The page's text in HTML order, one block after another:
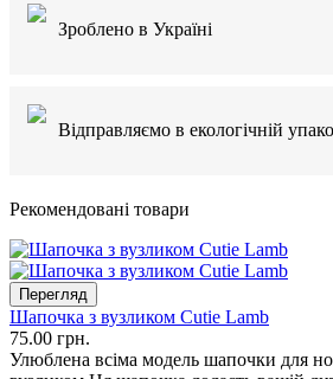
Зроблено в Україні
Відправляємо в екологічній
Рекомендовані товари
Перегляд
Шапочка з вузликом Cutie Lamb
75.00 грн.
Улюблена всіма модель шапочки для